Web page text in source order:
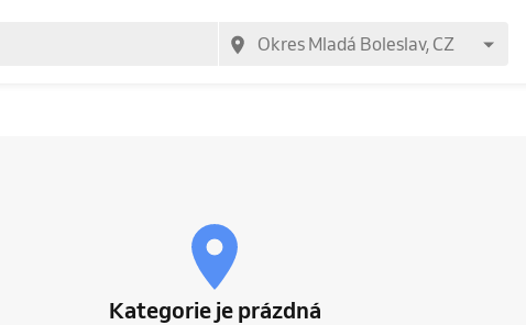
Kategorie je prázdná